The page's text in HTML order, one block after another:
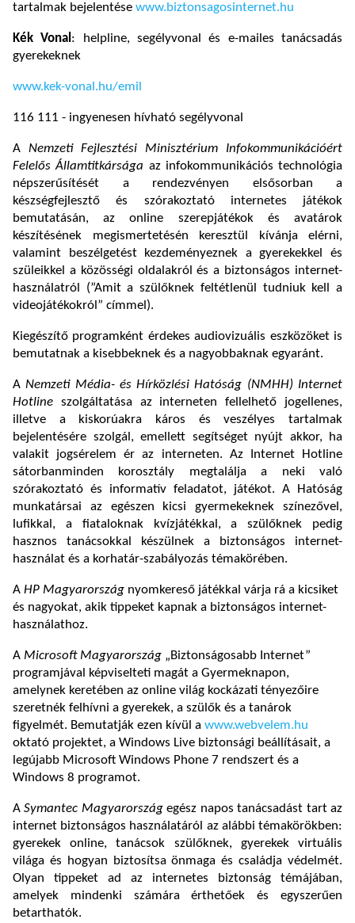
tartalmak bejelentése www.biztonsagosinternet.hu
Kék Vonal : helpline, segélyvonal és e-mailes tanácsadás
gyerekeknek
www.kek-vonal.hu/emil
116 111 - ingyenesen hívható segélyvonal
A Nemzeti Fejlesztési Minisztérium Infokommunikációért
Felelős Államtitkársága az infokommunikációs technológia
népszerűsítését a rendezvényen elsősorban a
készségfejlesztő és szórakoztató internetes játékok
bemutatásán, az online szerepjátékok és avatárok
készítésének megismertetésén keresztül kívánja elérni,
valamint beszélgetést kezdeményeznek a gyerekekkel és
szüleikkel a közösségi oldalakról és a biztonságos internet-
használatról (”Amit a szülőknek feltétlenül tudniuk kell a
videojátékokról” címmel).
Kiegészítő programként érdekes audiovizuális eszközöket is
bemutatnak a kisebbeknek és a nagyobbaknak egyaránt.
ANemzeti Média- és Hírközlési Hatóság (NMHH) Internet
Hotline szolgáltatása az interneten fellelhető jogellenes,
illetve a kiskorúakra káros és veszélyes tartalmak
bejelentésére szolgál, emellett segítséget nyújt akkor, ha
valakit jogsérelem ér az interneten. Az Internet Hotline
sátorbanminden korosztály megtalálja a neki való
szórakoztató és informatív feladatot, játékot. A Hatóság
munkatársai az egészen kicsi gyermekeknek színezővel,
lufikkal, a fiataloknak kvízjátékkal, a szülőknek pedig
hasznos tanácsokkal készülnek a biztonságos internet-
használat és a korhatár-szabályozás témakörében.
A HP Magyarország nyomkereső játékkal várja rá a kicsiket
és nagyokat, akik tippeket kapnak a biztonságos internet-
használathoz.
A Microsoft Magyarország „Biztonságosabb Internet”
programjával képviselteti magát a Gyermeknapon,
amelynek keretében az online világ kockázati tényezőire
szeretnék felhívni a gyerekek, a szülők és a tanárok
figyelmét. Bemutatják ezen kívül a www.webvelem.hu
oktató projektet, a Windows Live biztonsági beállításait, a
legújabb Microsoft Windows Phone 7 rendszert és a
Windows 8 programot.
ASymantec Magyarországegész napos tanácsadást tart az
internet biztonságos használatáról az alábbi témakörökben:
gyerekek online, tanácsok szülőknek, gyerekek virtuális
világa és hogyan biztosítsa önmaga és családja védelmét.
Olyan tippeket ad az internetes biztonság témájában,
amelyek mindenki számára érthetőek és egyszerűen
betarthatók.